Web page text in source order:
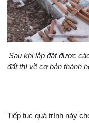
Sau khi lắp đặt được
đất thì về cơ bản thành
Tiếp tục quá trình này